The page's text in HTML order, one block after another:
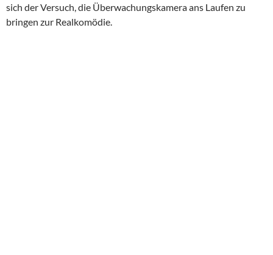
sich der Versuch, die Überwachungskamera ans Laufen zu
bringen zur Realkomödie.